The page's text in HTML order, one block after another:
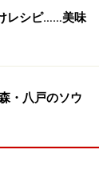
、210gにし
洗いする
レシピ……美味
・八戸のソウ